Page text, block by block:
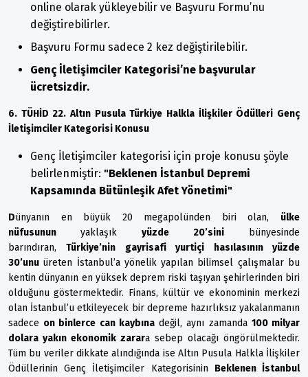
online olarak yükleyebilir ve Başvuru Formu’nu
değiştirebilirler.
Başvuru Formu sadece 2 kez değiştirilebilir.
Genç İletişimciler Kategorisi’ne başvurular
ücretsizdir.
6. TÜHİD 22. Altın Pusula Türkiye Halkla İlişkiler Ödülleri Genç
İletişimciler Kategorisi Konusu
Genç İletişimciler kategorisi için proje konusu şöyle
belirlenmiştir: "Beklenen İstanbul Depremi
Kapsamında Bütünleşik Afet Yönetimi"
Dünyanın en büyük 20 megapolünden biri olan, ülke
nüfusununyaklaşık yüzde 20’sinibünyesinde
barındıran,Türkiye’nin gayrisafi yurtiçi hasılasının yüzde
30’unu üreten İstanbul’a yönelik yapılan bilimsel çalışmalar bu
kentin dünyanın en yüksek deprem riski taşıyan şehirlerinden biri
olduğunu göstermektedir. Finans, kültür ve ekonominin merkezi
olan İstanbul’u etkileyecek bir depreme hazırlıksız yakalanmanın
sadece on binlerce can kaybınadeğil, aynı zamanda 100 milyar
dolara yakın ekonomik zarara sebep olacağı öngörülmektedir.
Tüm bu veriler dikkate alındığında ise Altın Pusula Halkla İlişkiler
Ödüllerinin Genç İletişimciler Kategorisinin Beklenen İstanbul